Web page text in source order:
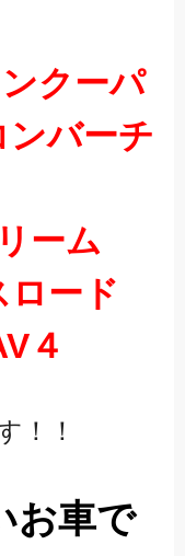
クーパ
バーチ
ーム
ード
４
！！
お車で